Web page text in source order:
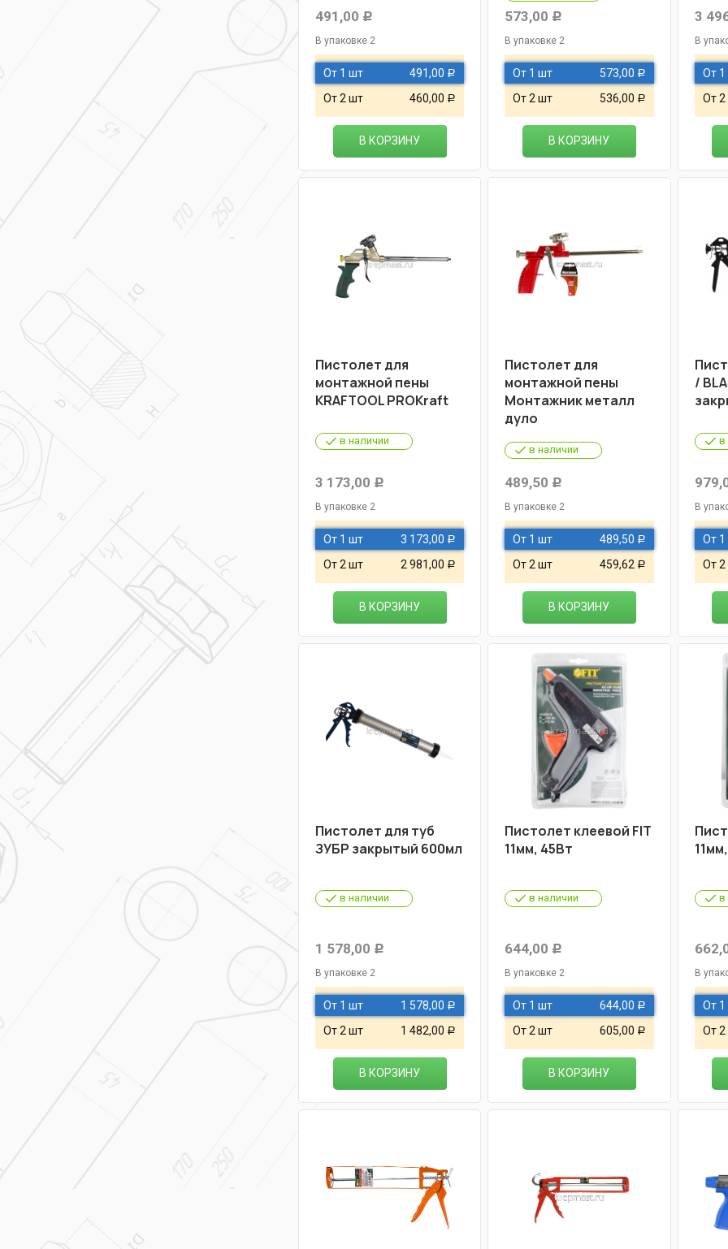
491,00 Р
В упаковке 2
От 1 шт 491,00 Р
От 2 шт 460,00 Р
В КОРЗИНУ
573,00 Р
В упаковке 2
От 1 шт 573,00 Р
От 2 шт 536,00 Р
В КОРЗИНУ
3
В
От 1
От 2
Пистолет для
монтажной пены
KRAFTOOL PROКraft
в наличии
3 173,00 Р
В упаковке 2
От 1 шт 3 173,00 Р
От 2 шт 2 981,00 Р
В КОРЗИНУ
Пистолет для
монтажной пены
Монтажник металл
дуло
в наличии
489,50 Р
В упаковке 2
От 1 шт 489,50 Р
От 2 шт 459,62 Р
В КОРЗИНУ
/
в
В
От 1
От 2
Пистолет для туб
ЗУБР закрытый 600мл
в наличии
1 578,00 Р
В упаковке 2
От 1 шт 1 578,00 Р
От 2 шт 1 482,00 Р
В КОРЗИНУ
Пистолет клеевой FIT
11мм, 45Вт
в наличии
644,00 Р
В упаковке 2
От 1 шт 644,00 Р
От 2 шт 605,00 Р
В КОРЗИНУ
в
В
От 1
От 2